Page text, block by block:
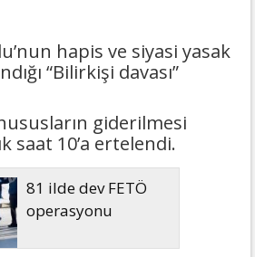
hapis ve siyasi yasak
“Bilirkişi davası”
giderilmesi
saat 10’a ertelendi.
81 ilde dev FETÖ
operasyonu